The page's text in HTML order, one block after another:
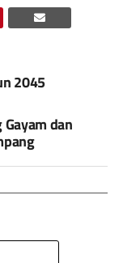
2045
dan